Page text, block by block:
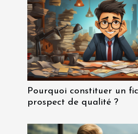
Pourquoi constituer un
prospect de qualité ?